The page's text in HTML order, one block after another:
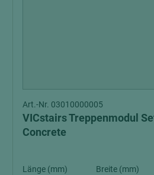
Art.-Nr. 03010000005
VICstairs Treppenmodul
Concrete
Länge (mm)
Breite (mm)